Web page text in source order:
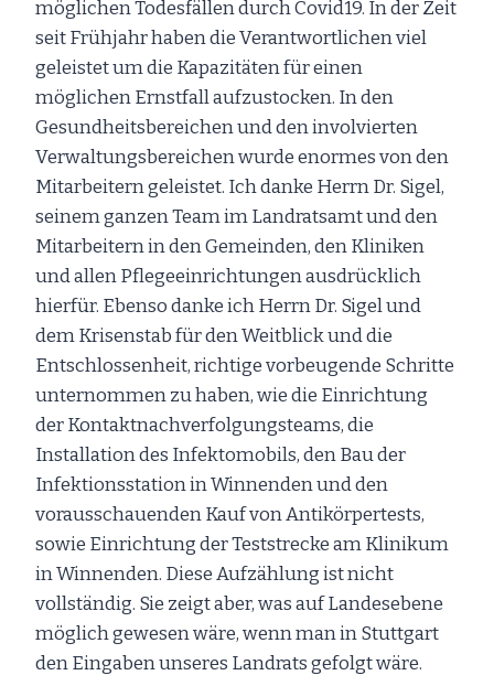
möglichen Todesfällen durch Covid19. In der Zeit
seit Frühjahr haben die Verantwortlichen viel
geleistet um die Kapazitäten für einen
möglichen Ernstfall aufzustocken. In den
Gesundheitsbereichen und den involvierten
Verwaltungsbereichen wurde enormes von den
Mitarbeitern geleistet. Ich danke Herrn Dr. Sigel,
seinem ganzen Team im Landratsamt und den
Mitarbeitern in den Gemeinden, den Kliniken
und allen Pflegeeinrichtungen ausdrücklich
hierfür. Ebenso danke ich Herrn Dr. Sigel und
dem Krisenstab für den Weitblick und die
Entschlossenheit, richtige vorbeugende Schritte
unternommen zu haben, wie die Einrichtung
der Kontaktnachverfolgungsteams, die
Installation des Infektomobils, den Bau der
Infektionsstation in Winnenden und den
vorausschauenden Kauf von Antikörpertests,
sowie Einrichtung der Teststrecke am Klinikum
in Winnenden. Diese Aufzählung ist nicht
vollständig. Sie zeigt aber, was auf Landesebene
möglich gewesen wäre, wenn man in Stuttgart
den Eingaben unseres Landrats gefolgt wäre.